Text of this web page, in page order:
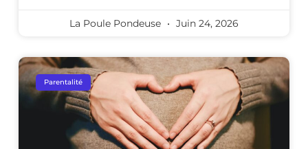
La Poule Pondeuse Juin 24, 2026
Parentalité